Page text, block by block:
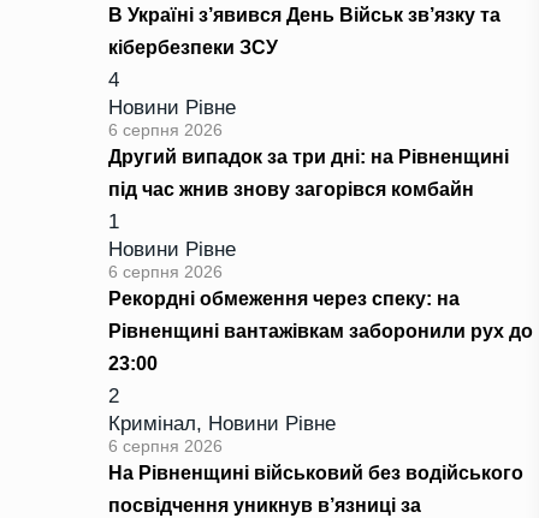
В Україні з’явився День Військ зв’язку та
кібербезпеки ЗСУ
4
Новини Рівне
6 серпня 2026
Другий випадок за три дні: на Рівненщині
під час жнив знову загорівся комбайн
1
Новини Рівне
6 серпня 2026
Рекордні обмеження через спеку: на
Рівненщині вантажівкам заборонили рух до
23:00
2
Кримінал, Новини Рівне
6 серпня 2026
На Рівненщині військовий без водійського
посвідчення уникнув в’язниці за